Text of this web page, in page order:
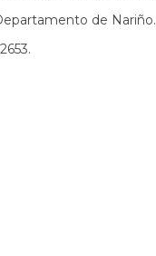
de Nariño.